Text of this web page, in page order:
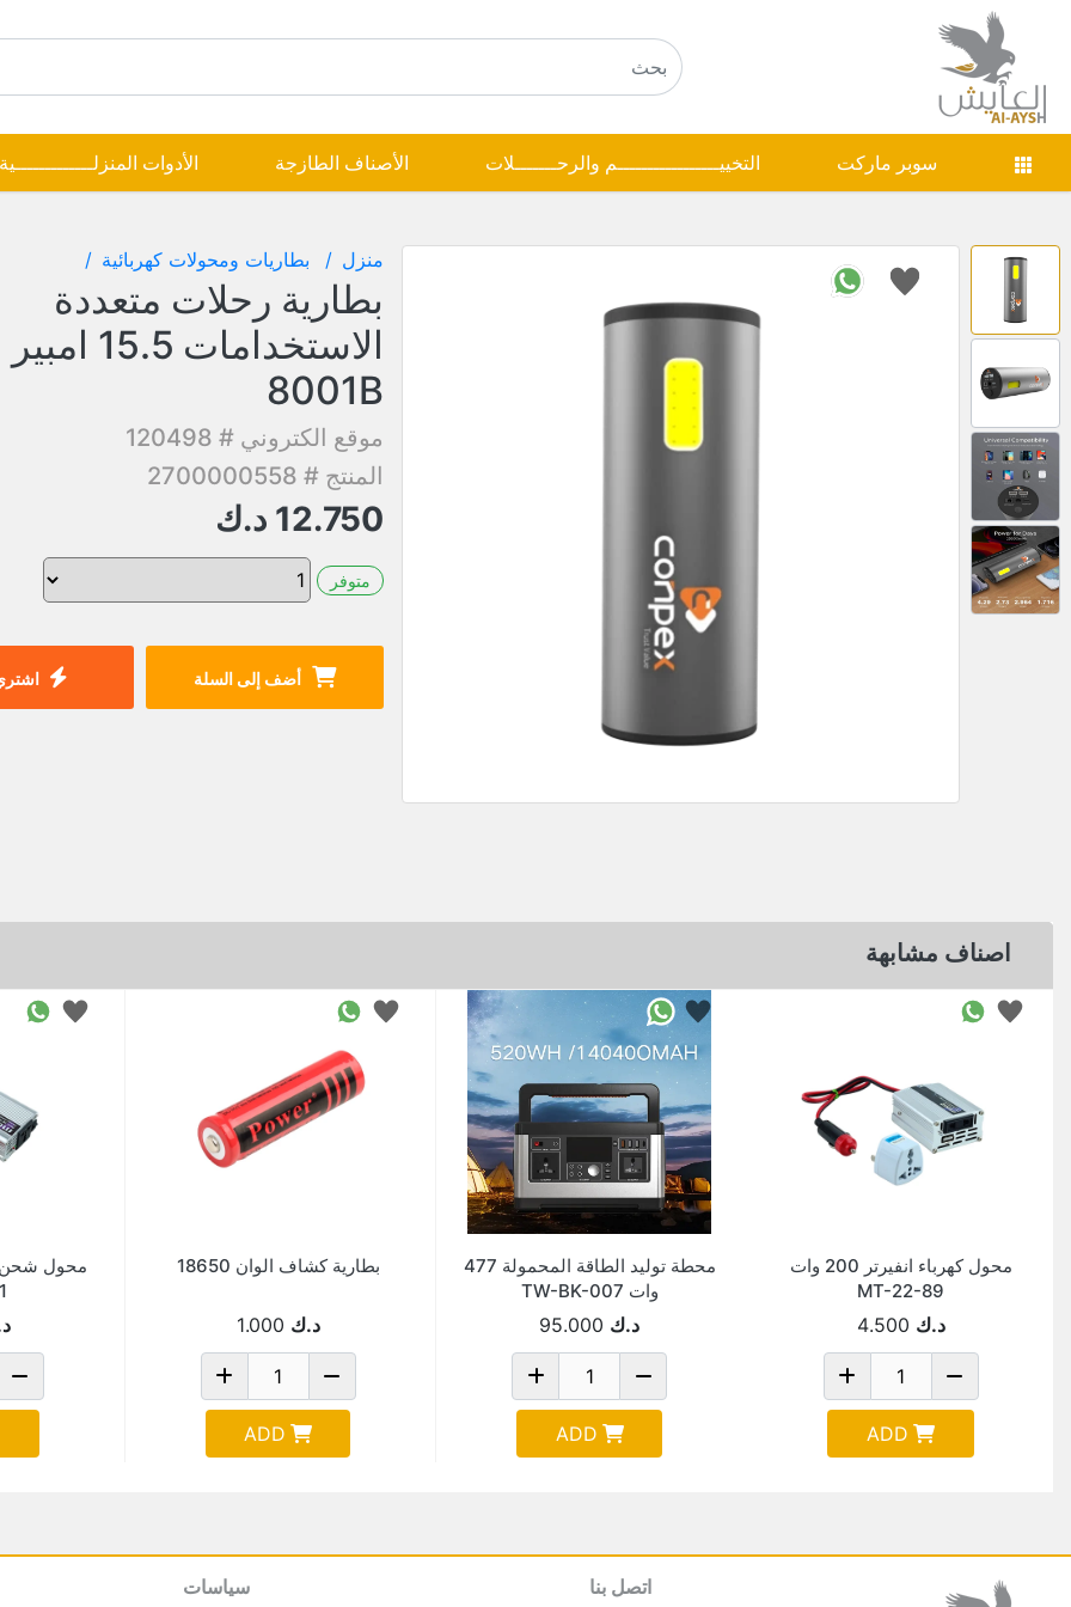
سوبر ماركت التخييـــــــــــــــــم والرحـــــــلات الأصناف الطازجة الأدوات المنزلـــــــــــــية
منزل بطاريات ومحولات كهربائية
بطارية رحلات متعددة
8001B
موقع الكتروني # 120498
المنتج # 2700000558
12.750 د.ك
متوفر
أضف إلى السلة
اصناف مشابهة
محول كهرباء انفيرتر 200 وات
MT-22-89
د.ك 4.500
ADD
محطة توليد الطاقة المحمولة 477
وات TW-BK-007
د.ك 95.000
ADD
بطارية كشاف الوان 18650
د.ك 1.000
ADD
اتصل بنا سياسات